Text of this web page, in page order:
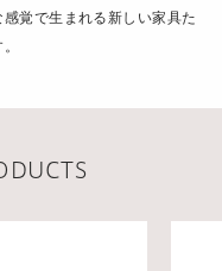
覚で生まれる新しい家具た